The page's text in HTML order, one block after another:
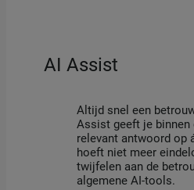
AI Assist
Altijd snel een
Assist geeft je binnen
relevant antwoord op
hoeft niet meer
twijfelen aan de
algemene AI-tools.